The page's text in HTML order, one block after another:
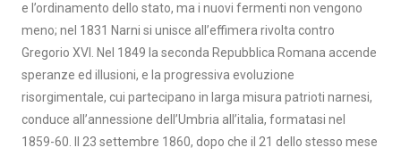
e l’ordinamento dello stato, ma i nuovi fermenti non vengono
meno; nel 1831 Narni si unisce all’effimera rivolta contro
Gregorio XVI. Nel 1849 la seconda Repubblica Romana accende
speranze ed illusioni, e la progressiva evoluzione
risorgimentale, cui partecipano in larga misura patrioti narnesi,
conduce all’annessione dell’Umbria all’italia, formatasi nel
1859-60. Il 23 settembre 1860, dopo che il 21 dello stesso mese